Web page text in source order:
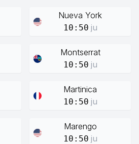
Nueva York
10:50 ju
Montserrat
10:50 ju
Martinica
10:50 ju
Marengo
10:50 ju